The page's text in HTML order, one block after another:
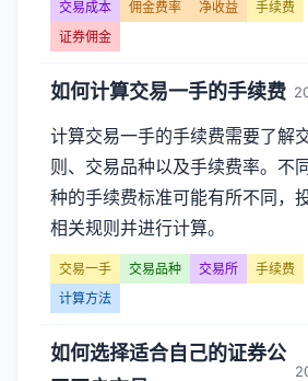
交易成本 佣金费率 净收益
手续费
证券佣金
如何计算交易一手的手续费
计算交易一手的手续费需要了解
则、交易品种以及手续费率。不
种的手续费标准可能有所不同，
相关规则并进行计算。
交易一手 交易品种 交易所
手续费
计算方法
如何选择适合自己的证券公